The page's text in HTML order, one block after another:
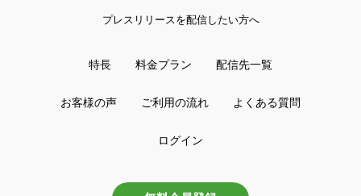
プレスリリースを配信したい方へ
特長 料金プラン 配信先一覧
お客様の声 ご利用の流れ よくある質問
ログイン